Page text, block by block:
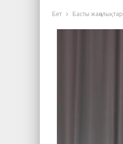
Бет Басты жаңалықтар